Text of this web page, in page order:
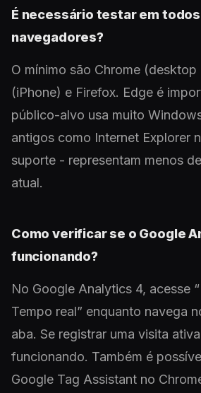
É necessário testar em
navegadores?
O mínimo são Chrome (desktop
(iPhone) e Firefox. Edge é
público-alvo usa muito
antigos como Internet Explorer
suporte - representam menos
atual.
Como verificar se o Google
funcionando?
No Google Analytics 4, acesse
Tempo real” enquanto navega
aba. Se registrar uma visita
funcionando. Também é
Google Tag Assistant no